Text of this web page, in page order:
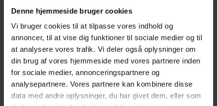
Denne hjemmeside bruger cookies
Vi bruger cookies til at tilpasse vores indhold og
annoncer, til at vise dig funktioner til sociale medier og til
at analysere vores trafik. Vi deler også oplysninger om
din brug af vores hjemmeside med vores partnere inden
for sociale medier, annonceringspartnere og
analysepartnere. Vores partnere kan kombinere disse
data med andre oplysninger, du har givet dem, eller som
Universal Music
Kreativitet &
Kommunikation